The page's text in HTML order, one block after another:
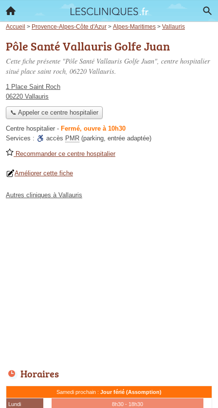
Accueil > Provence-Alpes-Côte d'Azur > Alpes-Maritimes > Vallauris
Pôle Santé Vallauris Golfe Juan
Cette fiche présente "Pôle Santé Vallauris Golfe Juan", centre hospitalier
situé place saint roch, 06220 Vallauris.
1 Place Saint Roch
06220 Vallauris
📞 Appeler ce centre hospitalier
Centre hospitalier - Fermé, ouvre à 10h30
Services :
accès PMR (parking, entrée adaptée)
Recommander ce centre hospitalier
Améliorer cette fiche
Autres cliniques à Vallauris
Horaires
Samedi prochain : Jour férié (Assomption)
Lundi
8h30 - 18h30